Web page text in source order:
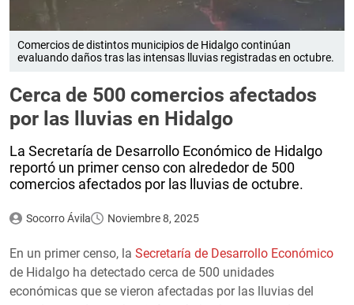
Comercios de distintos municipios de Hidalgo continúan
evaluando daños tras las intensas lluvias registradas en octubre.
Cerca de 500 comercios afectados
por las lluvias en Hidalgo
La Secretaría de Desarrollo Económico de Hidalgo
reportó un primer censo con alrededor de 500
comercios afectados por las lluvias de octubre.
Socorro Ávila Noviembre 8, 2025
En un primer censo, la Secretaría de Desarrollo Económico
de Hidalgo ha detectado cerca de 500 unidades
económicas que se vieron afectadas por las lluvias del